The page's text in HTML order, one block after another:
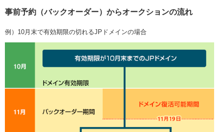
おすすめ One レンタルサーバーを含む最新の機能を使う方
Value Domain Oneにログイン
Yahoo!
外部サービスでの登録が一部未対応（Google等）
以下でも登録可能
事前予約（バックオーダー）からオークションの流れ
例）10月末で有効期限の切れるJPドメインの場合